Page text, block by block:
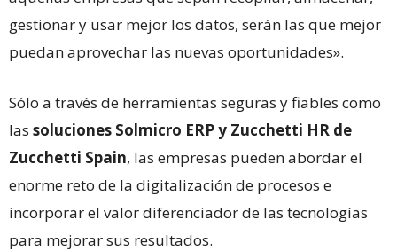
gestionar y usar mejor los datos, serán las que mejor
puedan aprovechar las nuevas oportunidades».
Sólo a través de herramientas seguras y fiables como
las soluciones Solmicro ERP y Zucchetti HR de
Zucchetti Spain, las empresas pueden abordar el
enorme reto de la digitalización de procesos e
incorporar el valor diferenciador de las tecnologías
para mejorar sus resultados.